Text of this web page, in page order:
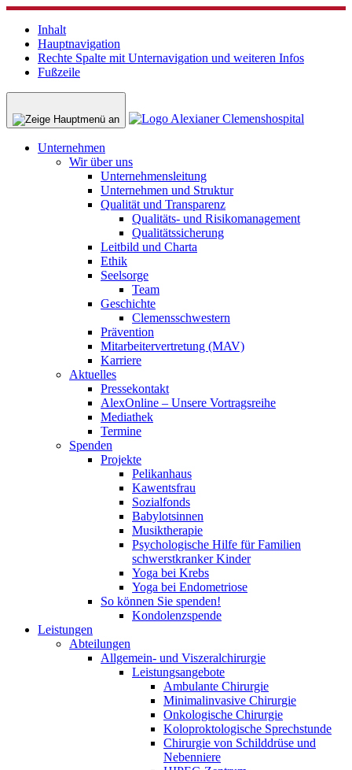
Inhalt
Hauptnavigation
Rechte Spalte mit Unternavigation und weiteren Infos
Fußzeile
Unternehmen
Wir über uns
Unternehmensleitung
Unternehmen und Struktur
Qualität und Transparenz
Qualitäts- und Risikomanagement
Qualitätssicherung
Leitbild und Charta
Ethik
Seelsorge
Team
Geschichte
Clemensschwestern
Prävention
Mitarbeitervertretung (MAV)
Karriere
Aktuelles
Pressekontakt
AlexOnline – Unsere Vortragsreihe
Mediathek
Termine
Spenden
Projekte
Pelikanhaus
Kawentsfrau
Sozialfonds
Babylotsinnen
Musiktherapie
Psychologische Hilfe für Familien
schwerstkranker Kinder
Yoga bei Krebs
Yoga bei Endometriose
So können Sie spenden!
Kondolenzspende
Leistungen
Abteilungen
Allgemein- und Viszeralchirurgie
Leistungsangebote
Ambulante Chirurgie
Minimalinvasive Chirurgie
Onkologische Chirurgie
Koloproktologische Sprechstunde
Chirurgie von Schilddrüse und
Nebenniere